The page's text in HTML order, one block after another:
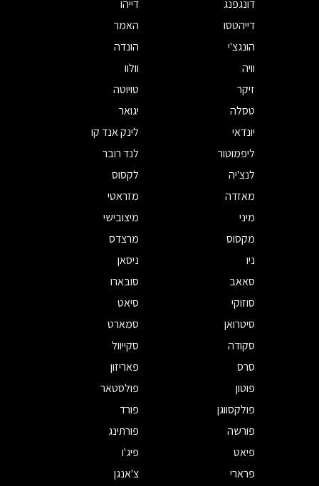
דונגפנג
דייהו
דייהטסו
האמר
הונגצ'י
הונדה
וויה
וולוו
זיקר
טויוטה
טסלה
יגואר
יונדאי
לינק אנד קו
ליפמוטור
לנד רובר
לנצ'יה
לקסוס
מאזדה
מזראטי
מיני
מיצובישי
מקסוס
מרצדס
ניו
ניסאן
סאאב
סובארו
סוזוקי
סיאט
סיטרואן
סמארט
סקודה
סקייוול
סרס
פאריזון
פוטון
פולסטאר
פולקסווגן
פורד
פורשה
פורתינג
פיאט
פיג'ו
פרארי
צ'אנגן